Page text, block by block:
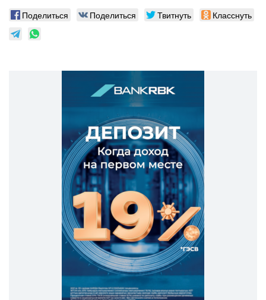
Поделиться Поделиться Твитнуть Класснуть